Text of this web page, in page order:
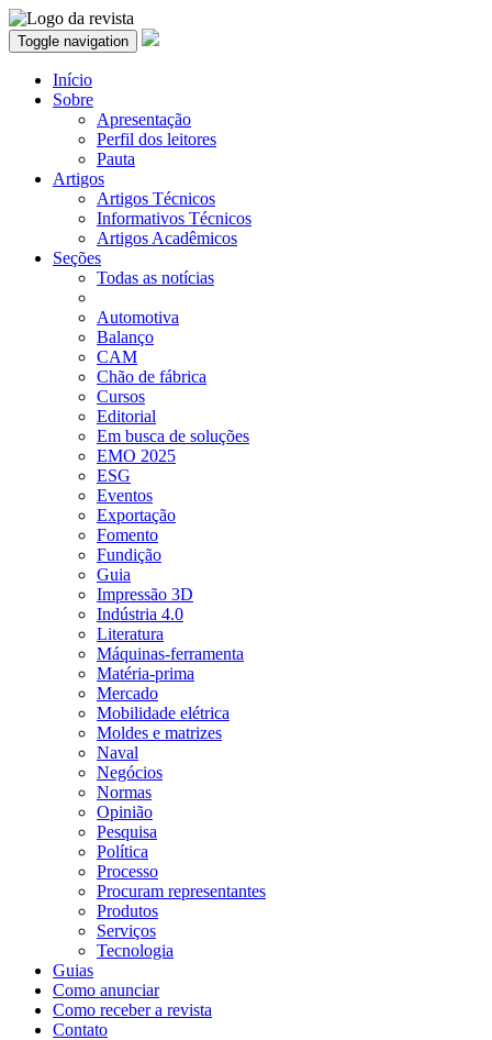
Toggle navigation
Início
Sobre
Apresentação
Perfil dos leitores
Pauta
Artigos
Artigos Técnicos
Informativos Técnicos
Artigos Acadêmicos
Seções
Todas as notícias
Automotiva
Balanço
CAM
Chão de fábrica
Cursos
Editorial
Em busca de soluções
EMO 2025
ESG
Eventos
Exportação
Fomento
Fundição
Guia
Impressão 3D
Indústria 4.0
Literatura
Máquinas-ferramenta
Matéria-prima
Mercado
Mobilidade elétrica
Moldes e matrizes
Naval
Negócios
Normas
Opinião
Pesquisa
Política
Processo
Procuram representantes
Produtos
Serviços
Tecnologia
Guias
Como anunciar
Como receber a revista
Contato